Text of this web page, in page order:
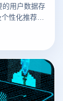
用户数据存
性化推荐等
可以帮
行为。然
存储方式
。为了解决
、加密保护、
Cookies 的存
理的隐私性